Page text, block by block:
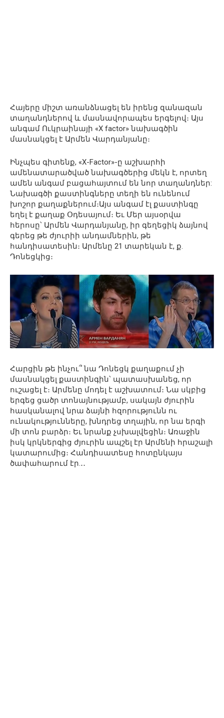
Հայերը միշտ առանձնացել են իրենց զանազան
տաղանդներով և մասնավորապես երգելով։ Այս
անգամ Ուկրաինայի «X factor» նախագծին
մասնակցել է Արմեն Վարդանյանը։
Ինչպես գիտենք, «X-Factor»-ը աշխարհի
ամենատարածված նախագծերից մեկն է, որտեղ
ամեն անգամ բացահայտում են նոր տաղանդներ:
Նախագծի քաստինգները տեղի են ունենում
խոշոր քաղաքներում։Այս անգամ էլ քաստինգը
եղել է քաղաք Օդեսայում։ Եւ Մեր այսօրվա
հերոսը՝ Արմեն Վարդանյանը, իր գեղեցիկ ձայնով
գերեց թե ժյուրիի անդամներին, թե
հանդիսատեսին։ Արմենը 21 տարեկան է, ք.
Դոնեցկից։
Հարցին թե ինչու՞ նա Դոնեցկ քաղաքում չի
մասնակցել քաստինգին՝ պատասխանեց, որ
ուշացել է։ Արմենը մոդել է աշխատում։ Նա սկբից
երգեց ցածր տոնայնությամբ, սակայն ժյուրին
հասկանալով նրա ձայնի հզորությունն ու
ունակությունները, խնդրեց տղային, որ նա երգի
մի տոն բարձր։ Եւ նրանք չսխալվեցին։ Առաջին
իսկ կրկներգից ժյուրին ապշել էր Արմենի հրաշալի
կատարումից։ Հանդիսատեսը հոտընկայս
ծափահարում էր.․․